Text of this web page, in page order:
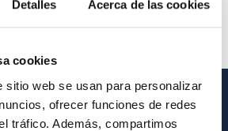
Detalles Acerca de las cookies
cookies
sitio web se usan para personalizar
ofrecer funciones de redes
tráfico. Además, compartimos